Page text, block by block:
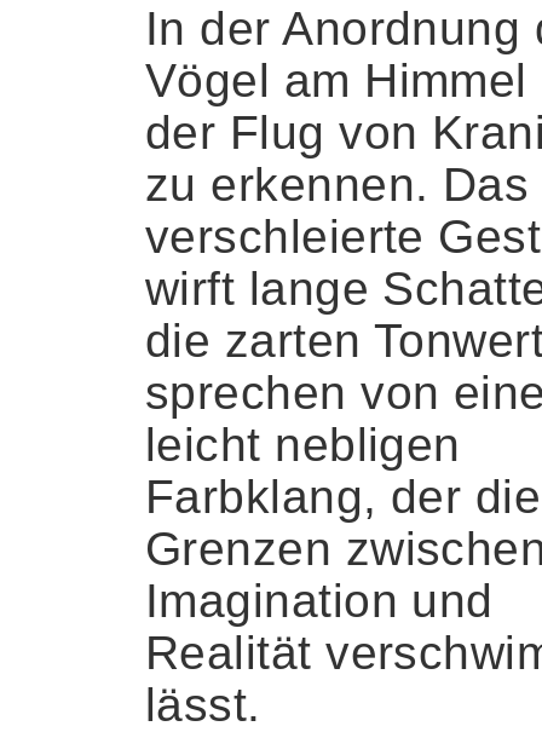
In der Anordnung
Vögel am Himmel
der Flug von
zu erkennen. Das
verschleierte
wirft lange
die zarten
sprechen von
leicht nebligen
Farbklang, der die
Grenzen
Imagination und
Realität
lässt.